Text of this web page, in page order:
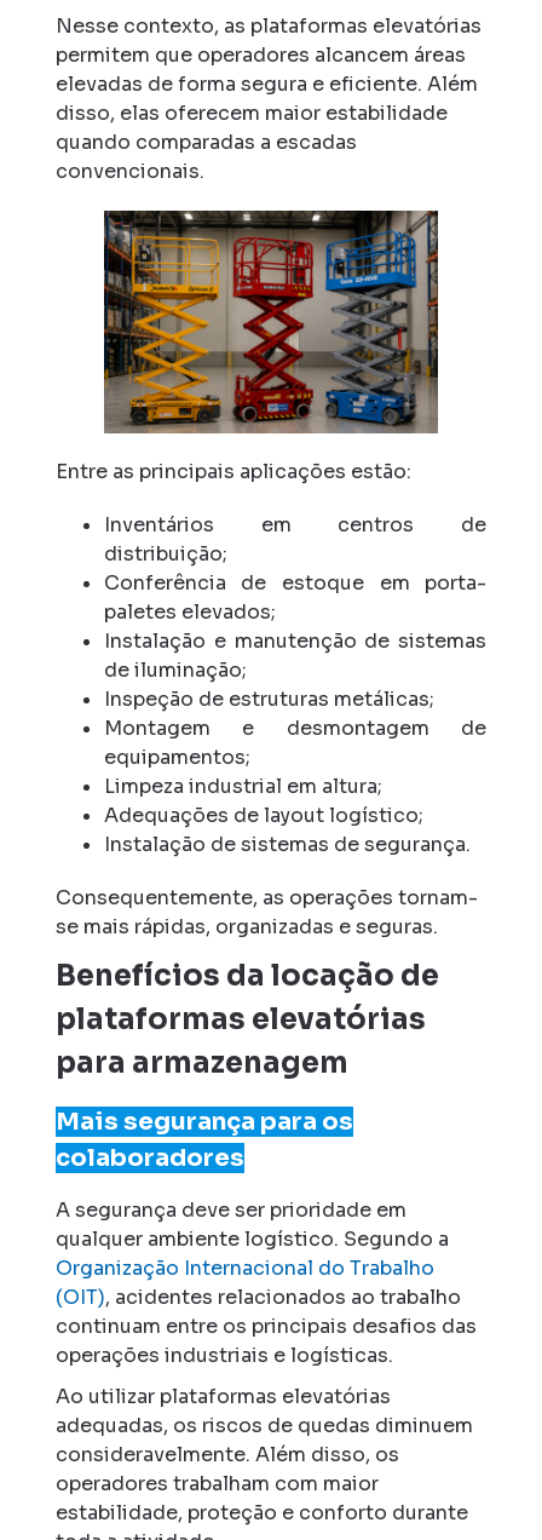
Nesse contexto, as plataformas elevatórias
permitem que operadores alcancem áreas
elevadas de forma segura e eficiente. Além
disso, elas oferecem maior estabilidade
quando comparadas a escadas
convencionais.
Entre as principais aplicações estão:
Inventários em centros de
distribuição;
Conferência de estoque em porta-
paletes elevados;
Instalação e manutenção de sistemas
de iluminação;
Inspeção de estruturas metálicas;
Montagem e desmontagem de
equipamentos;
Limpeza industrial em altura;
Adequações de layout logístico;
Instalação de sistemas de segurança.
Consequentemente, as operações tornam-
se mais rápidas, organizadas e seguras.
Benefícios da locação de
plataformas elevatórias
para armazenagem
Mais segurança para os
colaboradores
A segurança deve ser prioridade em
qualquer ambiente logístico. Segundo a
Organização Internacional do Trabalho
(OIT), acidentes relacionados ao trabalho
continuam entre os principais desafios das
operações industriais e logísticas.
Ao utilizar plataformas elevatórias
adequadas, os riscos de quedas diminuem
consideravelmente. Além disso, os
operadores trabalham com maior
estabilidade, proteção e conforto durante